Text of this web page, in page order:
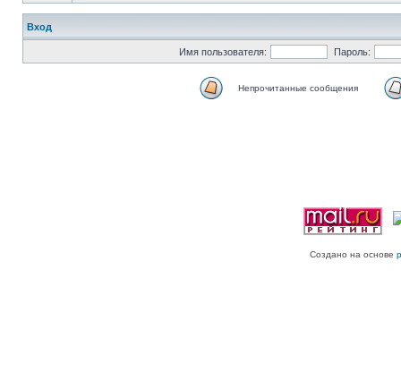
Вход
Имя пользователя: Пароль:
Непрочитанные сообщения
Создано на основе